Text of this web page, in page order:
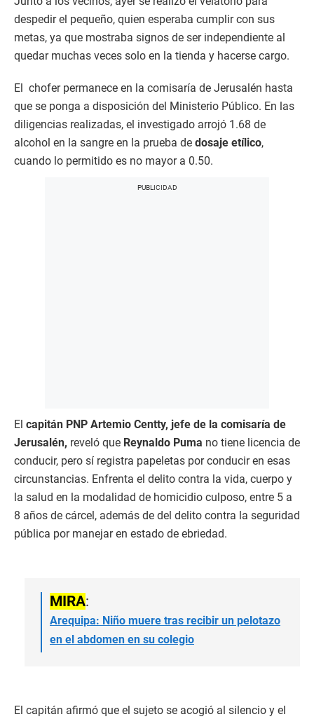
despedir el pequeño, quien esperaba cumplir con sus
metas, ya que mostraba signos de ser independiente al
quedar muchas veces solo en la tienda y hacerse cargo.
El chofer permanece en la comisaría de Jerusalén hasta
que se ponga a disposición del Ministerio Público. En las
diligencias realizadas, el investigado arrojó 1.68 de
alcohol en la sangre en la prueba de dosaje etílico,
cuando lo permitido es no mayor a 0.50.
El capitán PNP Artemio Centty, jefe de la comisaría de
Jerusalén, reveló que Reynaldo Puma no tiene licencia de
conducir, pero sí registra papeletas por conducir en esas
circunstancias. Enfrenta el delito contra la vida, cuerpo y
la salud en la modalidad de homicidio culposo, entre 5 a
8 años de cárcel, además de del delito contra la seguridad
pública por manejar en estado de ebriedad.
MIRA:
Arequipa: Niño muere tras recibir un pelotazo
en el abdomen en su colegio
El capitán afirmó que el sujeto se acogió al silencio y el